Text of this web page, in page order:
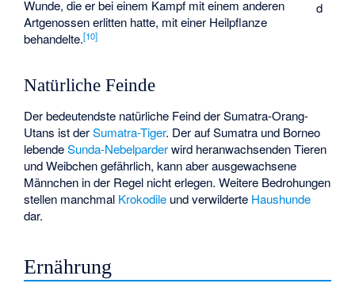
d
Wunde, die er bei einem Kampf mit einem anderen
Artgenossen erlitten hatte, mit einer Heilpflanze
behandelte.[10]
Natürliche Feinde
Der bedeutendste natürliche Feind der Sumatra-Orang-
Utans ist derSumatra-Tiger. Der auf Sumatra und Borneo
lebendeSunda-Nebelparderwird heranwachsenden Tieren
und Weibchen gefährlich, kann aber ausgewachsene
Männchen in der Regel nicht erlegen. Weitere Bedrohungen
stellen manchmal Krokodile und verwilderte Haushunde
dar.
Ernährung